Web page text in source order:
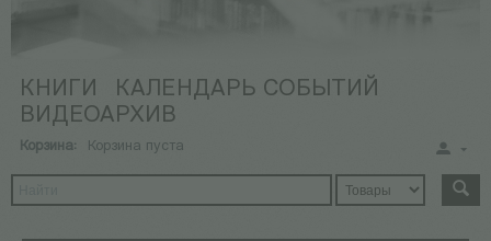
КНИГИ
КАЛЕНДАРЬ СОБЫТИЙ
ВИДЕОАРХИВ
Корзина: Корзина пуста